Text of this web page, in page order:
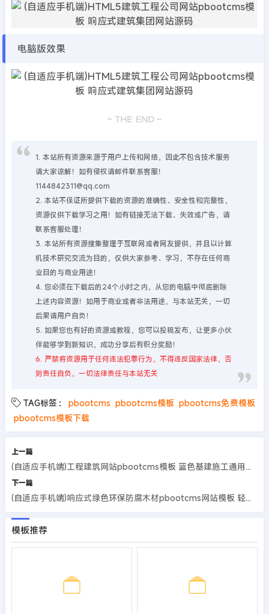
电脑版效果
1. 本站所有资源来源于用户上传和网络，因此不包含技术服务
请大家谅解！如有侵权请邮件联系客服！
1144842311@qq.com
2. 本站不保证所提供下载的资源的准确性、安全性和完整性，
资源仅供下载学习之用！如有链接无法下载、失效或广告，请
联系客服处理！
3. 本站所有资源搜集整理于互联网或者网友提供，并且以计算
机技术研究交流为目的，仅供大家参考、学习，不存在任何商
业目的与商业用途！
4. 您必须在下载后的24个小时之内，从您的电脑中彻底删除
上述内容资源！如用于商业或者非法用途，与本站无关，一切
后果请用户自负！
5. 如果您也有好的资源或教程，您可以投稿发布，让更多小伙
伴能够学到新知识，成功分享后有积分奖励！
6. 严禁将资源用于任何违法犯罪行为，不得违反国家法律，否
则责任自负，一切法律责任与本站无关
TAG标签： pbootcms pbootcms模板 pbootcms免费模板
pbootcms模板下载
上一篇
(自适应手机端)工程建筑网站pbootcms模板 蓝色基建施工通用集团公司网站源码
下一篇
(自适应手机端)响应式绿色环保防腐木材pbootcms网站模板 轻钢别墅建材网站模板源码
模板推荐